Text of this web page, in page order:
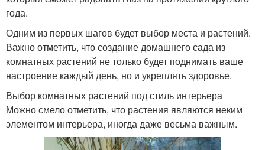
года.
Одним из первых шагов будет выбор места и растений.
Важно отметить, что создание домашнего сада из
комнатных растений не только будет поднимать ваше
настроение каждый день, но и укреплять здоровье.
Выбор комнатных растений под стиль интерьера
Можно смело отметить, что растения являются неким
элементом интерьера, иногда даже весьма важным.